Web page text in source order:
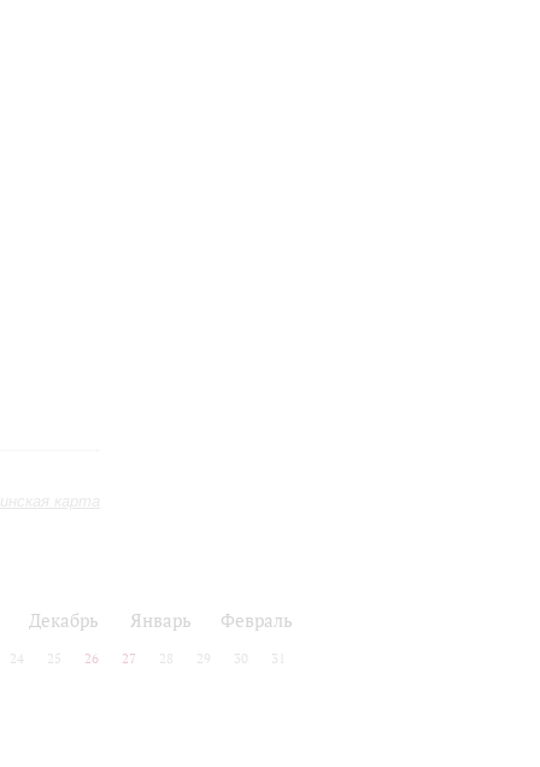
карта
Декабрь Январь Февраль
24 25 26 27 28 29 30 31